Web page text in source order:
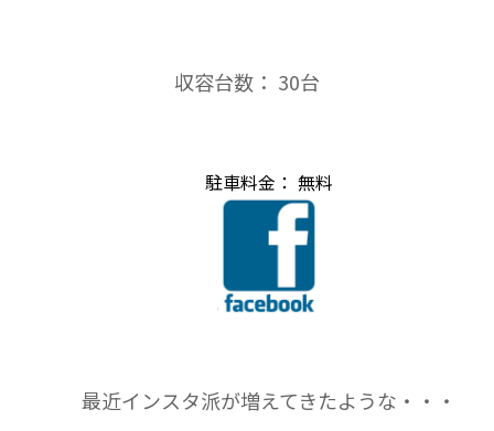
収容台数： 30台
駐車料金： 無料
最近インスタ派が増えてきたような・・・